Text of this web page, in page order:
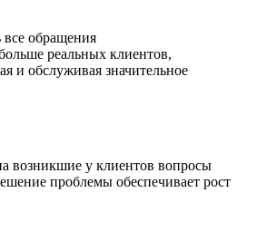
все обращения
реальных клиентов,
и обслуживая значительное
возникшие у клиентов вопросы
проблемы обеспечивает рост